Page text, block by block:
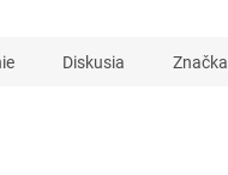
Diskusia Značka